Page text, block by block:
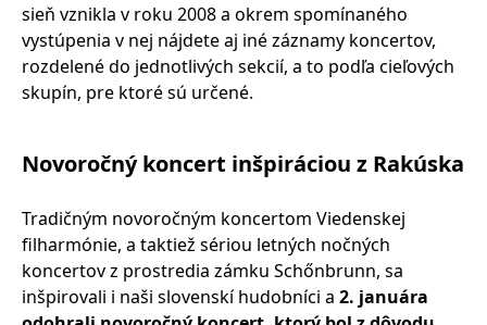
sieň vznikla v roku 2008 a okrem spomínaného
vystúpenia v nej nájdete aj iné záznamy koncertov,
rozdelené do jednotlivých sekcií, a to podľa cieľových
skupín, pre ktoré sú určené.
Novoročný koncert inšpiráciou z Rakúska
Tradičným novoročným koncertom Viedenskej
filharmónie, a taktiež sériou letných nočných
koncertov z prostredia zámku Schőnbrunn, sa
inšpirovali i naši slovenskí hudobníci a 2. januára